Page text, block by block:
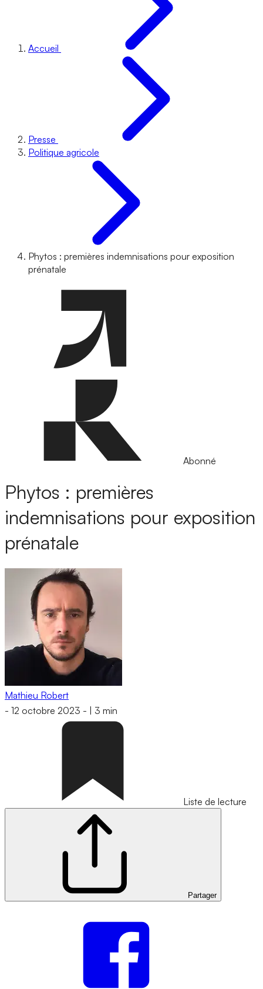
Accueil
Presse
Politique agricole
Phytos : premières indemnisations pour exposition
prénatale
Abonné
Phytos : premières
indemnisations pour exposition
prénatale
Mathieu Robert
- 12 octobre 2023 - 3 min
Liste de lecture
Partager